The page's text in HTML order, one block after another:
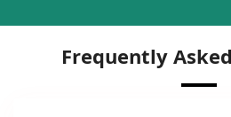
Frequently